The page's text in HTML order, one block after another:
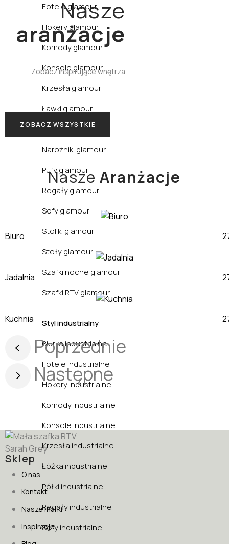
Fotele glamour
Hokery glamour
Komody glamour
Konsole glamour
Krzesła glamour
Ławki glamour
Łóżka glamour
Narożniki glamour
Pufy glamour
Regały glamour
Sofy glamour
Stoliki glamour
Stoły glamour
Szafki nocne glamour
Szafki RTV glamour
Styl industrialny
Biurka industrialne
Fotele industrialne
Hokery industrialne
Komody industrialne
Konsole industrialne
Krzesła industrialne
Łóżka industrialne
Półki industrialne
Regały industrialne
Sofy industrialne
Nasze
aranżacje
Zobacz inspirujące wnętrza
ZOBACZ WSZYSTKIE
NaszeAranżacje
Biuro
Jadalnia
Kuchnia
Poprzednie
Następne
Sklep
O nas
Kontakt
Nasze marki
Inspiracje